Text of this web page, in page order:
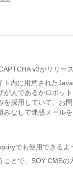
v3がリリー
ト内に用意された
が人であるかロボッ
を採用していて、お
みなしで迷惑メール
でも使用できるよ
ことで、SOY CMSの